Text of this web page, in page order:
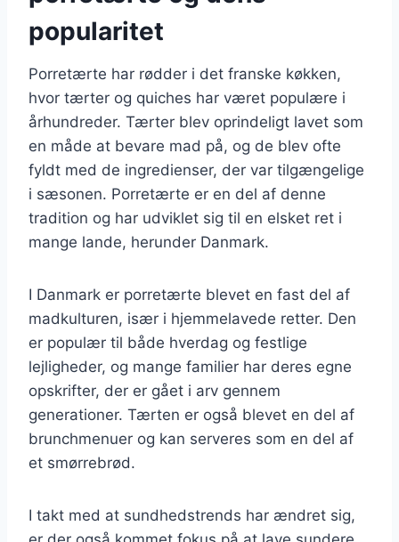
popularitet
Porretærte har rødder i det franske køkken,
hvor tærter og quiches har været populære i
århundreder. Tærter blev oprindeligt lavet som
en måde at bevare mad på, og de blev ofte
fyldt med de ingredienser, der var tilgængelige
i sæsonen. Porretærte er en del af denne
tradition og har udviklet sig til en elsket ret i
mange lande, herunder Danmark.
I Danmark er porretærte blevet en fast del af
madkulturen, især i hjemmelavede retter. Den
er populær til både hverdag og festlige
lejligheder, og mange familier har deres egne
opskrifter, der er gået i arv gennem
generationer. Tærten er også blevet en del af
brunchmenuer og kan serveres som en del af
et smørrebrød.
I takt med at sundhedstrends har ændret sig,